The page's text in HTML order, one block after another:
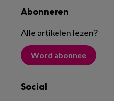
Abonneren
Alle artikelen lezen?
Word abonnee
Social